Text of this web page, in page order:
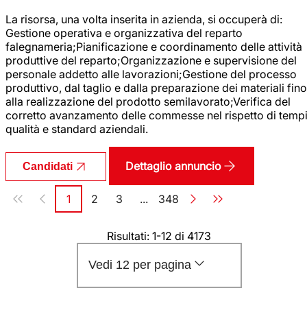
La risorsa, una volta inserita in azienda, si occuperà di:
Gestione operativa e organizzativa del reparto
falegnameria;Pianificazione e coordinamento delle attività
produttive del reparto;Organizzazione e supervisione del
personale addetto alle lavorazioni;Gestione del processo
produttivo, dal taglio e dalla preparazione dei materiali fino
alla realizzazione del prodotto semilavorato;Verifica del
corretto avanzamento delle commesse nel rispetto di
qualità e standard aziendali.
Candidati Dettaglio annuncio
Paginazione
Pagina
1 Pagina
2 Pagina
3 ... Pagina
348
Risultati: 1-12 di 4173
Vedi 12 per pagina